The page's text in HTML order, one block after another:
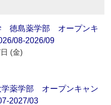
徳島薬学部 オープンキ
08-2026/09
(金)
学薬学部 オープンキャン
2027/03